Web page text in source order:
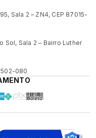
Sala 2 – ZN4, CEP 87015-
Sol, Sala 2 – Bairro Luther
080